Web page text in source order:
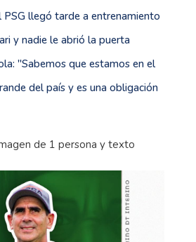
llegó tarde a entrenamiento
y nadie le abrió la puerta
''Sabemos que estamos en el
del país y es una obligación